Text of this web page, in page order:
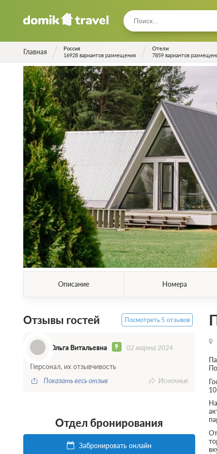
Главная
Россия
16928 вариантов размещения
Отели
7859 вариантов
Описание Номера
Отзывы гостей Посмотреть 5 отзывов
ООльга Витальевна 9 02 марта 2024
Персонал, их отзывчивость
Показать весь отзыв
Источник
Отдел бронирования
Забронировать онлайн